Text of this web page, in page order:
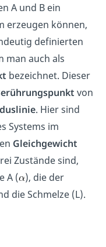
A und B ein
erzeugen können,
definierten
man auch als
bezeichnet. Dieser
Berührungspunkt von
. Hier sind
Systems im
Gleichgewicht
Zustände sind,
A ( ), die der
die Schmelze (L).